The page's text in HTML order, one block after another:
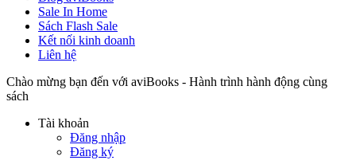
Sale In Home
Sách Flash Sale
Kết nối kinh doanh
Liên hệ
Chào mừng bạn đến với aviBooks - Hành trình hành động cùng
sách
Tài khoản
Đăng nhập
Đăng ký